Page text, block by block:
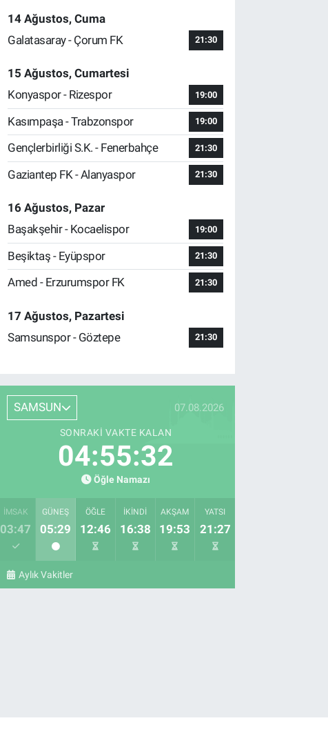
14 Ağustos, Cuma
Galatasaray - Çorum FK
21:30
15 Ağustos, Cumartesi
Konyaspor - Rizespor
19:00
Kasımpaşa - Trabzonspor 19:00
Gençlerbirliği S.K. - Fenerbahçe 21:30
Gaziantep FK - Alanyaspor 21:30
16 Ağustos, Pazar
Başakşehir - Kocaelispor
19:00
Beşiktaş - Eyüpspor 21:30
Amed - Erzurumspor FK 21:30
17 Ağustos, Pazartesi
Samsunspor - Göztepe
21:30
SAMSUN 07.08.2026
SONRAKI VAKTE KALAN
04:55:31
Öğle Namazı
İMSAK
03:47
GÜNEŞ
05:29
ÖĞLE
12:46
İKINDI
16:38
AKŞAM
19:53
YATSI
21:27
Aylık Vakitler